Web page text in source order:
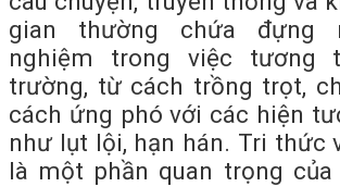
gian thường chứa đựng
nghiệm trong việc tương
trường, từ cách trồng trọt,
cách ứng phó với các hiện
như lụt lội, hạn hán. Tri thức
là một phần quan trọng